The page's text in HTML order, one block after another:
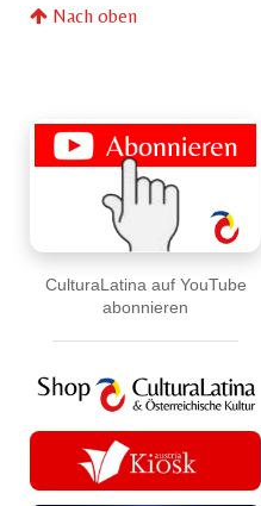
CulturaLatina auf YouTube
abonnieren
Nach oben